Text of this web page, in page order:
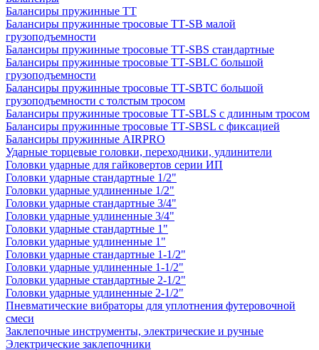
Балансиры пружинные TT
Балансиры пружинные тросовые ТТ-SB малой
грузоподъемности
Балансиры пружинные тросовые ТТ-SBS стандартные
Балансиры пружинные тросовые ТТ-SBLC большой
грузоподъемности
Балансиры пружинные тросовые ТТ-SBTC большой
грузоподъемности с толстым тросом
Балансиры пружинные тросовые ТТ-SBLS с длинным тросом
Балансиры пружинные тросовые ТТ-SBSL с фиксацией
Балансиры пружинные AIRPRO
Ударные торцевые головки, переходники, удлинители
Головки ударные для гайковертов серии ИП
Головки ударные стандартные 1/2"
Головки ударные удлиненные 1/2"
Головки ударные стандартные 3/4"
Головки ударные удлиненные 3/4"
Головки ударные стандартные 1"
Головки ударные удлиненные 1"
Головки ударные стандартные 1-1/2"
Головки ударные удлиненные 1-1/2"
Головки ударные стандартные 2-1/2"
Головки ударные удлиненные 2-1/2"
Пневматические вибраторы для уплотнения футеровочной
смеси
Заклепочные инструменты, электрические и ручные
Электрические заклепочники